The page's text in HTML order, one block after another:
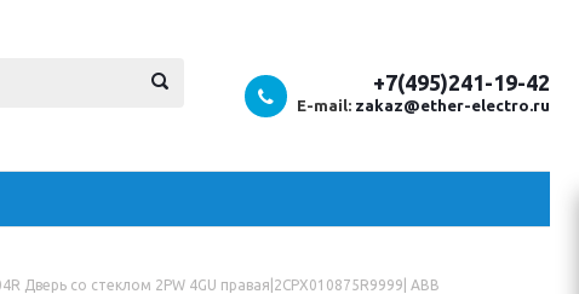
+7(495)241-19-42
E-mail: zakaz@ether-electro.ru
Дверь со стеклом 2PW 4GU правая|2CPX010875R9999| ABB